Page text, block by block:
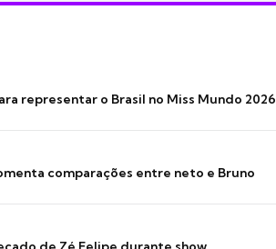
representar o Brasil no Miss Mundo 2026
comparações entre neto e Bruno